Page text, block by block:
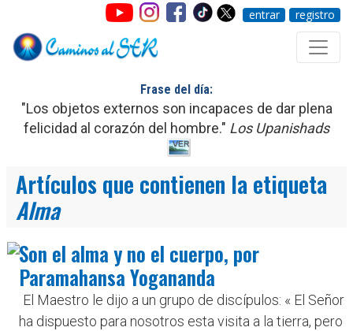
entrar registro
Frase del día:
"Los objetos externos son incapaces de dar plena
felicidad al corazón del hombre." Los Upanishads
Artículos que contienen la etiqueta
Alma
Son el alma y no el cuerpo, por
Paramahansa Yogananda
El Maestro le dijo a un grupo de discípulos: « El Señor
ha dispuesto para nosotros esta visita a la tierra, pero